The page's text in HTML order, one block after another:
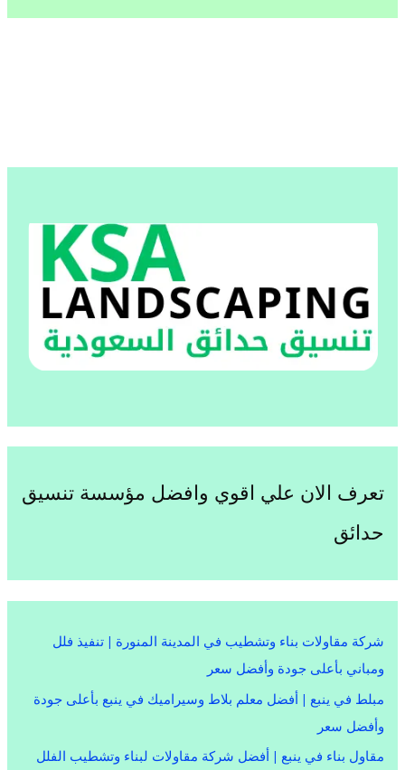
تعرف الان علي اقوي وافضل مؤسسة تنسيق
حدائق
شركة مقاولات بناء وتشطيب في المدينة المنورة | تنفيذ فلل
ومباني بأعلى جودة وأفضل سعر
مبلط في ينبع | أفضل معلم بلاط وسيراميك في ينبع بأعلى جودة
وأفضل سعر
مقاول بناء في ينبع | أفضل شركة مقاولات لبناء وتشطيب الفلل